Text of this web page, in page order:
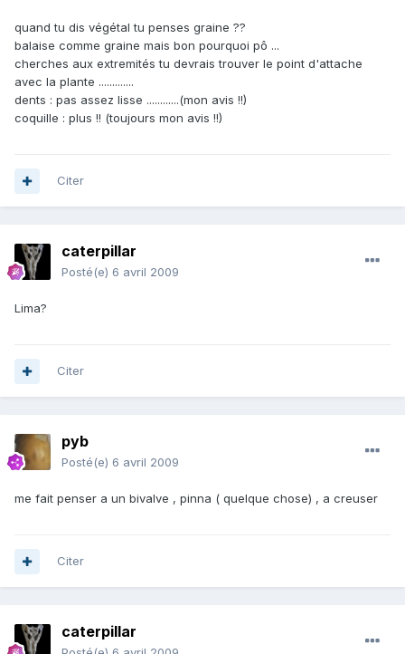
quand tu dis végétal tu penses graine ??
balaise comme graine mais bon pourquoi pô ...
cherches aux extremités tu devrais trouver le point d'attache
avec la plante .............
dents : pas assez lisse ............(mon avis !!)
coquille : plus !! (toujours mon avis !!)
Citer
caterpillar
Posté(e) 6 avril 2009
Lima?
Citer
pyb
Posté(e) 6 avril 2009
me fait penser a un bivalve , pinna ( quelque chose) , a creuser
Citer
caterpillar